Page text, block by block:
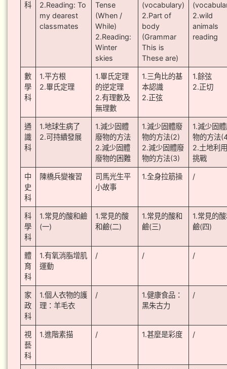
科
2.Reading: To
my dearest
classmates
Tense
(When /
While)
2.Reading:
Winter
skies
(vocabulary)
2.Part of
body
(Grammar
This is
These are)
2.wild
animals
reading
數
學
科
1.平方根
2.畢氏定理
1.畢氏定理
的逆定理
2.有理數及
無理數
1.三角比的基
本認識
2.正弦
1.餘弦
2.正切
通
識
科
1.地球生病了
2.可持續發展
1.減少固體
廢物的方法
2.減少固體
廢物的困難
1.減少固體廢
物的方法(2)
2.減少固體廢
物的方法(3)
1.減少固
物的方法
2.土地利
挑戰
中
史
科
陳橋兵變複習
司馬光生平
小故事
1.全身拉筋操 /
科
學
科
1.常見的酸和鹼
(一)
1.常見的酸
和鹼(二)
1.常見的酸和
鹼(三)
1.常見的
鹼(四)
體
育
科
1.有氧消脂增肌
運動
/ / /
家
政
科
1.個人衣物的護
理：羊毛衣
/
1.健康食品：
黑朱古力
/
視
藝
科
1.進階素描 / 1.甚麼是彩度 /